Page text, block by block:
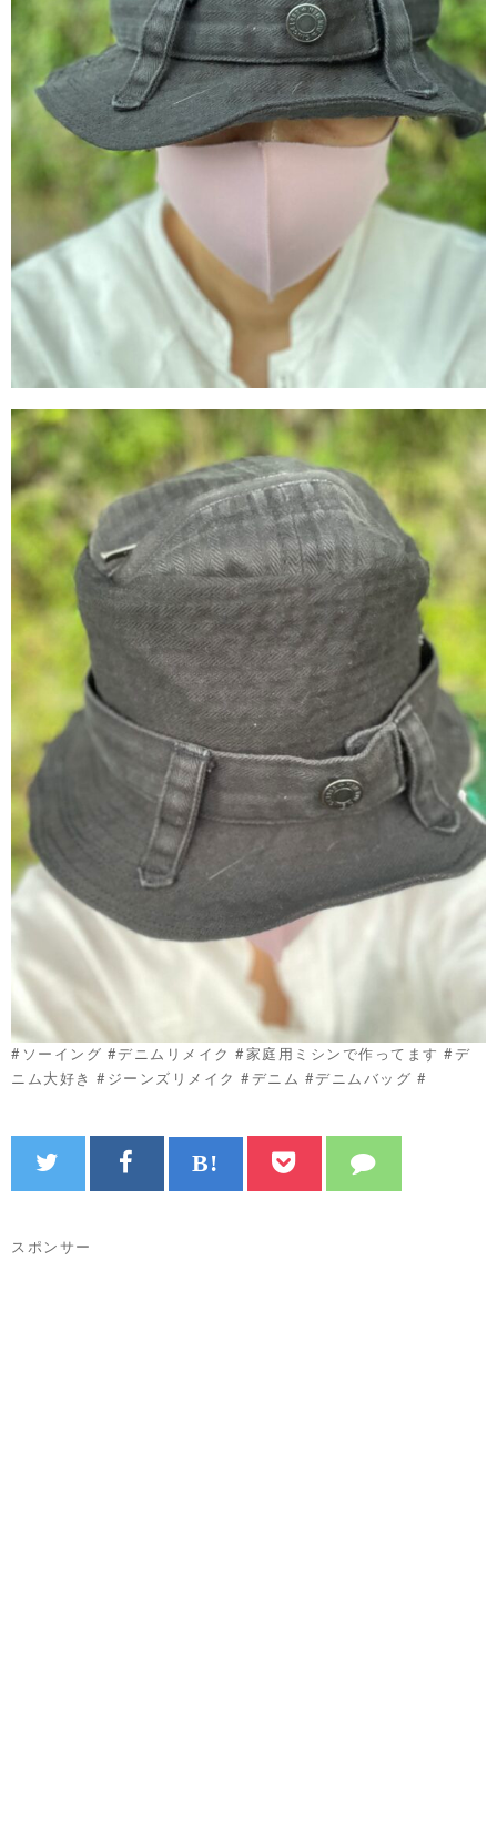
#ソーイング #デニムリメイク #家庭用ミシンで作ってます #デ
ニム大好き #ジーンズリメイク #デニム #デニムバッグ #
スポンサー